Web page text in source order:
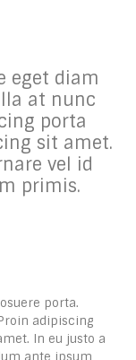
eget diam
at nunc
porta
sit amet.
vel id
primis.
porta.
adipiscing
In eu justo a
ante ipsum